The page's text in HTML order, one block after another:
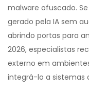
malware ofuscado.
gerado pela IA sem
abrindo portas para
2026, especialistas
externo em
integrá-lo a sistemas